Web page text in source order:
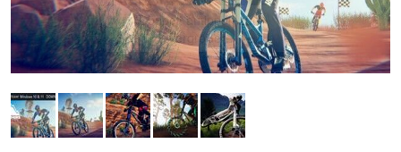
Doppelt antippen zum
vergrößern